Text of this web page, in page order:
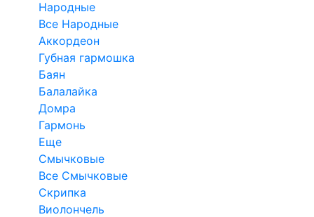
Народные
Все Народные
Аккордеон
Губная гармошка
Баян
Балалайка
Домра
Гармонь
Еще
Смычковые
Все Смычковые
Скрипка
Виолончель